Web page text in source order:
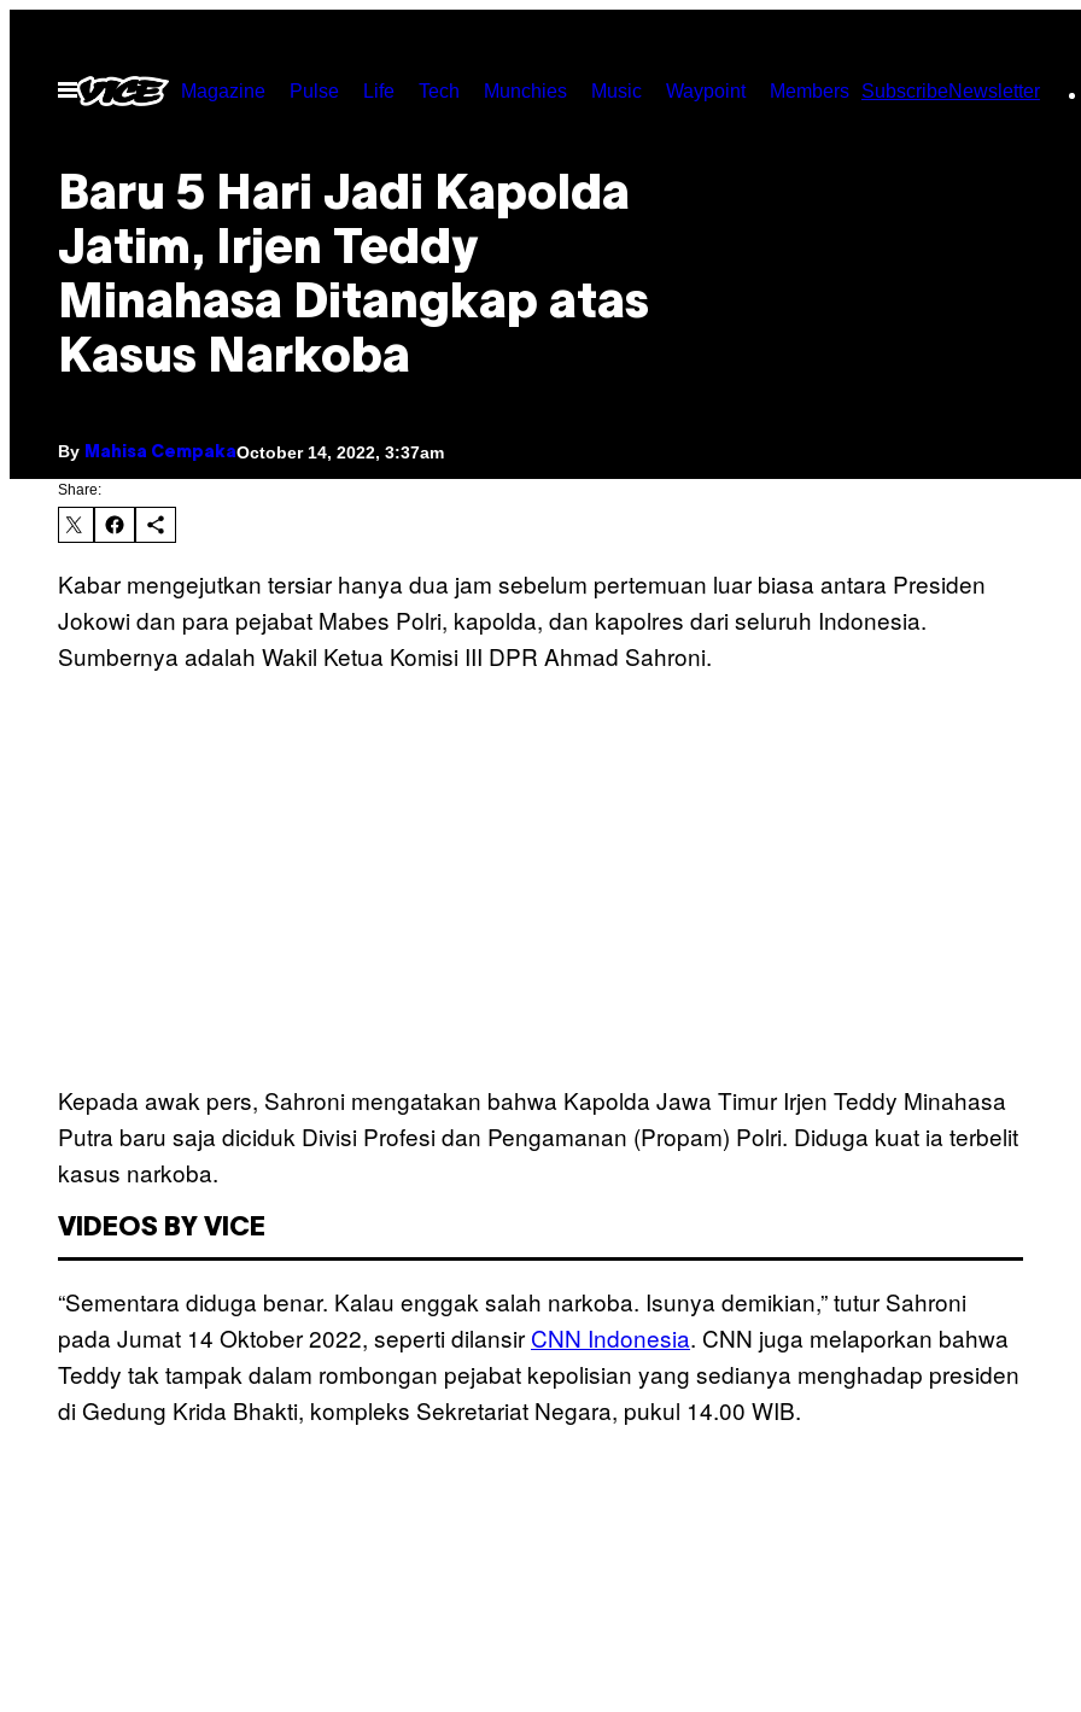
contentOpen
Menu
Magazine Pulse Life Tech Munchies Music Waypoint Members SubscribeNewsletter
Baru 5 Hari Jadi Kapolda
Jatim, Irjen Teddy
Minahasa Ditangkap atas
Kasus Narkoba
By Mahisa CempakaOctober 14, 2022, 3:37am
Share:
Kabar mengejutkan tersiar hanya dua jam sebelum pertemuan luar biasa antara Presiden
Jokowi dan para pejabat Mabes Polri, kapolda, dan kapolres dari seluruh Indonesia.
Sumbernya adalah Wakil Ketua Komisi III DPR Ahmad Sahroni.
Kepada awak pers, Sahroni mengatakan bahwa Kapolda Jawa Timur Irjen Teddy Minahasa
Putra baru saja diciduk Divisi Profesi dan Pengamanan (Propam) Polri. Diduga kuat ia terbelit
kasus narkoba.
VIDEOS BY VICE
“Sementara diduga benar. Kalau enggak salah narkoba. Isunya demikian,” tutur Sahroni
pada Jumat 14 Oktober 2022, seperti dilansir CNN Indonesia. CNN juga melaporkan bahwa
Teddy tak tampak dalam rombongan pejabat kepolisian yang sedianya menghadap presiden
di Gedung Krida Bhakti, kompleks Sekretariat Negara, pukul 14.00 WIB.